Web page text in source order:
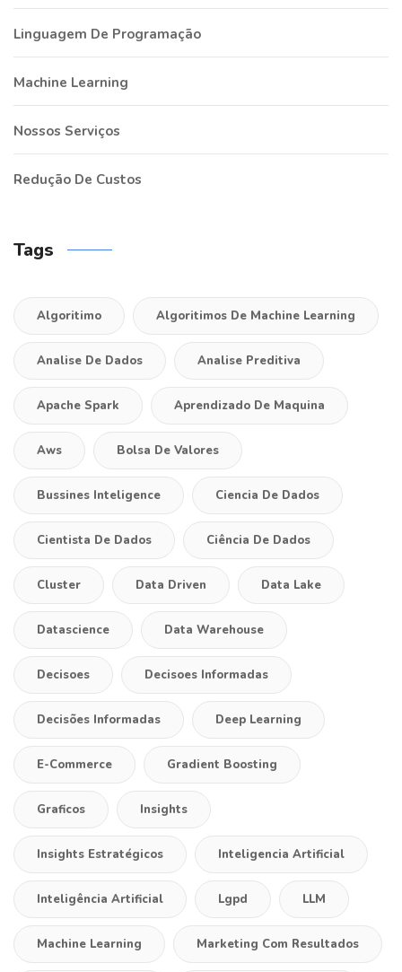
Linguagem De Programação
Machine Learning
Nossos Serviços
Redução De Custos
Tags
Algoritimo Algoritimos De Machine Learning
Analise De Dados Analise Preditiva
Apache Spark Aprendizado De Maquina
Aws Bolsa De Valores
Bussines Inteligence Ciencia De Dados
Cientista De Dados Ciência De Dados
Cluster Data Driven Data Lake
Datascience Data Warehouse
Decisoes Decisoes Informadas
Decisões Informadas Deep Learning
E-Commerce Gradient Boosting
Graficos Insights
Insights Estratégicos Inteligencia Artificial
Inteligência Artificial Lgpd LLM
Machine Learning Marketing Com Resultados